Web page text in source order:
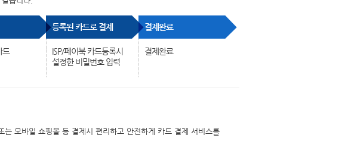
드
등록된 카드로 결제
ISP/페이북 카드등록시
설정한 비밀번호 입력
결제완료
결제완료
모바일 쇼핑몰 등 결제시 편리하고 안전하게 카드 결제 서비스를